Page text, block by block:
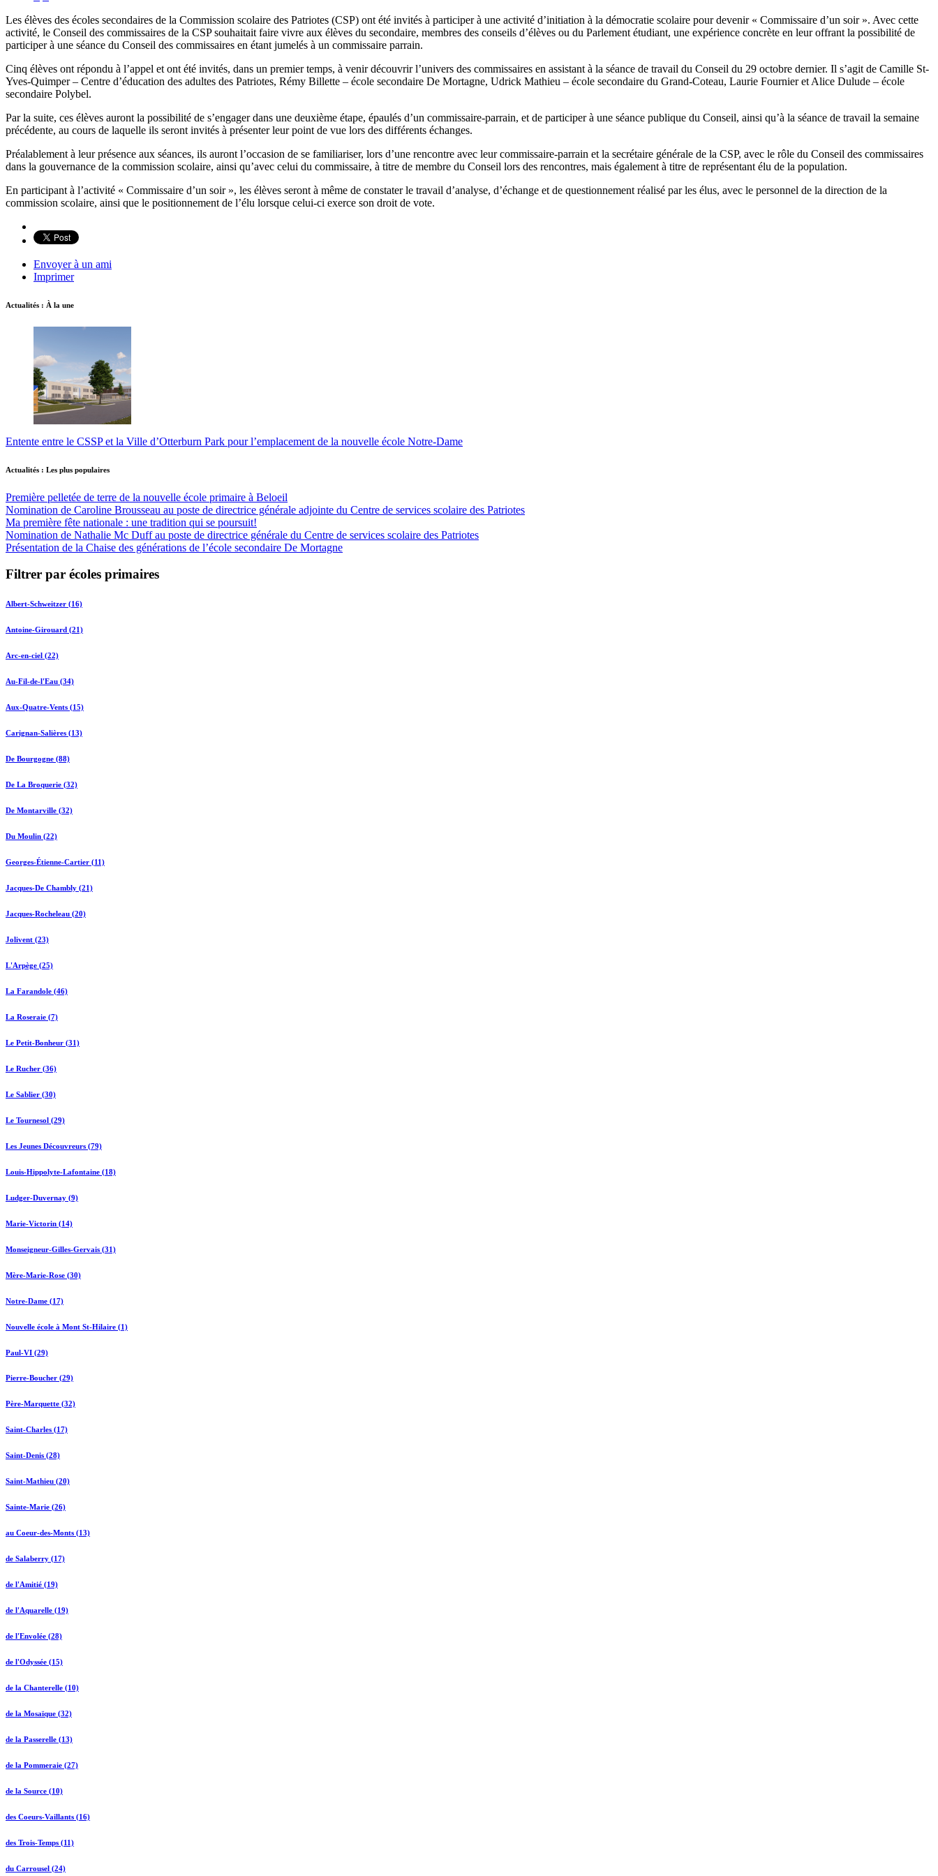
Les élèves des écoles secondaires de la Commission scolaire des Patriotes (CSP) ont été invités à participer à une activité d’initiation à la démocratie scolaire pour devenir « Commissaire d’un soir ». Avec cette
activité, le Conseil des commissaires de la CSP souhaitait faire vivre aux élèves du secondaire, membres des conseils d’élèves ou du Parlement étudiant, une expérience concrète en leur offrant la possibilité de
participer à une séance du Conseil des commissaires en étant jumelés à un commissaire parrain.
Cinq élèves ont répondu à l’appel et ont été invités, dans un premier temps, à venir découvrir l’univers des commissaires en assistant à la séance de travail du Conseil du 29 octobre dernier. Il s’agit de Camille St-
Yves-Quimper – Centre d’éducation des adultes des Patriotes, Rémy Billette – école secondaire De Mortagne, Udrick Mathieu – école secondaire du Grand-Coteau, Laurie Fournier et Alice Dulude – école
secondaire Polybel.
Par la suite, ces élèves auront la possibilité de s’engager dans une deuxième étape, épaulés d’un commissaire-parrain, et de participer à une séance publique du Conseil, ainsi qu’à la séance de travail la semaine
précédente, au cours de laquelle ils seront invités à présenter leur point de vue lors des différents échanges.
Préalablement à leur présence aux séances, ils auront l’occasion de se familiariser, lors d’une rencontre avec leur commissaire-parrain et la secrétaire générale de la CSP, avec le rôle du Conseil des commissaires
dans la gouvernance de la commission scolaire, ainsi qu’avec celui du commissaire, à titre de membre du Conseil lors des rencontres, mais également à titre de représentant élu de la population.
En participant à l’activité « Commissaire d’un soir », les élèves seront à même de constater le travail d’analyse, d’échange et de questionnement réalisé par les élus, avec le personnel de la direction de la
commission scolaire, ainsi que le positionnement de l’élu lorsque celui-ci exerce son droit de vote.
Envoyer à un ami
Imprimer
Actualités : À la une
Entente entre le CSSP et la Ville d’Otterburn Park pour l’emplacement de la nouvelle école Notre-Dame
Actualités : Les plus populaires
Première pelletée de terre de la nouvelle école primaire à Beloeil
Nomination de Caroline Brousseau au poste de directrice générale adjointe du Centre de services scolaire des Patriotes
Ma première fête nationale : une tradition qui se poursuit!
Nomination de Nathalie Mc Duff au poste de directrice générale du Centre de services scolaire des Patriotes
Présentation de la Chaise des générations de l’école secondaire De Mortagne
Filtrer par écoles primaires
Albert-Schweitzer (16)
Antoine-Girouard (21)
Arc-en-ciel (22)
Au-Fil-de-l'Eau (34)
Aux-Quatre-Vents (15)
Carignan-Salières (13)
De Bourgogne (88)
De La Broquerie (32)
De Montarville (32)
Du Moulin (22)
Georges-Étienne-Cartier (11)
Jacques-De Chambly (21)
Jacques-Rocheleau (20)
Jolivent (23)
L'Arpège (25)
La Farandole (46)
La Roseraie (7)
Le Petit-Bonheur (31)
Le Rucher (36)
Le Sablier (30)
Le Tournesol (29)
Les Jeunes Découvreurs (79)
Louis-Hippolyte-Lafontaine (18)
Ludger-Duvernay (9)
Marie-Victorin (14)
Monseigneur-Gilles-Gervais (31)
Mère-Marie-Rose (30)
Notre-Dame (17)
Nouvelle école à Mont St-Hilaire (1)
Paul-VI (29)
Pierre-Boucher (29)
Père-Marquette (32)
Saint-Charles (17)
Saint-Denis (28)
Saint-Mathieu (20)
Sainte-Marie (26)
au Coeur-des-Monts (13)
de Salaberry (17)
de l'Amitié (19)
de l'Aquarelle (19)
de l'Envolée (28)
de l'Odyssée (15)
de la Chanterelle (10)
de la Mosaïque (32)
de la Passerelle (13)
de la Pommeraie (27)
de la Source (10)
des Coeurs-Vaillants (16)
des Trois-Temps (11)
du Carrousel (24)